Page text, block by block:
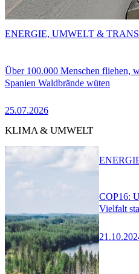
Über 100.000 Menschen fliehen,
Spanien Waldbrände wüten
25.07.2026
ENERGIE, UMWELT &
KLIMA & UMWELT
COP16:
Vielfalt